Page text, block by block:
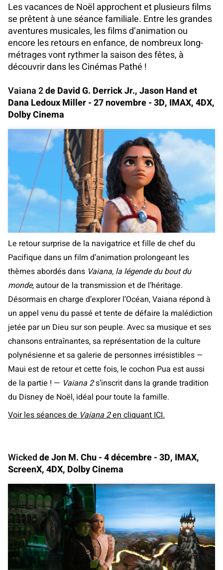
Les vacances de Noël approchent et plusieurs films
se prêtent à une séance familiale. Entre les grandes
aventures musicales, les films d’animation ou
encore les retours en enfance, de nombreux long-
métrages vont rythmer la saison des fêtes, à
découvrir dans les Cinémas Pathé !
Vaiana 2de David G. Derrick Jr., Jason Hand et
Dana Ledoux Miller - 27 novembre - 3D, IMAX, 4DX,
Dolby Cinema
Le retour surprise de la navigatrice et fille de chef du
Pacifique dans un film d’animation prolongeant les
thèmes abordés dans Vaiana, la légende du bout du
monde, autour de la transmission et de l’héritage.
Désormais en charge d’explorer l’Océan, Vaiana répond à
un appel venu du passé et tente de défaire la malédiction
jetée par un Dieu sur son peuple. Avec sa musique et ses
chansons entraînantes, sa représentation de la culture
polynésienne et sa galerie de personnes irrésistibles —
Maui est de retour et cette fois, le cochon Pua est aussi
de la partie ! — Vaiana 2s’inscrit dans la grande tradition
du Disney de Noël, idéal pour toute la famille.
Voir les séances deVaiana 2en cliquant ICI.
Wickedde Jon M. Chu - 4 décembre - 3D, IMAX,
ScreenX, 4DX, Dolby Cinema